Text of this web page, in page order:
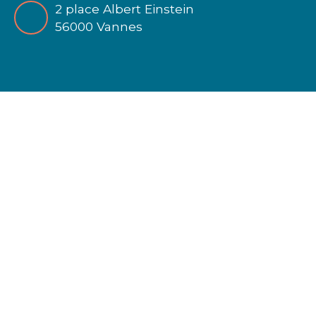
2 place Albert Einstein
56000 Vannes